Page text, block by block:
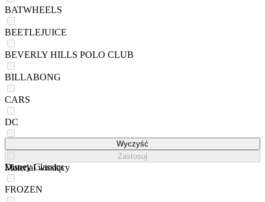
BATWHEELS
BEETLEJUICE
BEVERLY HILLS POLO CLUB
BILLABONG
CARS
DC
Disney Classics
FROZEN
Wyczyść
Zastosuj
Materiał wiodący